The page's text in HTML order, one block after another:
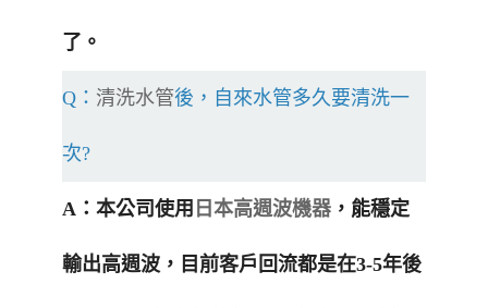
了。
Q： 清洗水管後，自來水管多久要清洗一
次?
A：本公司使用 日本高週波機器 ，能穩定
輸出高週波，目前客戶回流都是在3-5年後